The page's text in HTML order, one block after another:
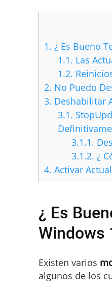
1. ¿ Es Bueno
1.1. Las
1.2.
2. No Puedo
3. Deshabilitar
3.1.
3.1.1.
3.1.2. ¿
4. Activar
¿ Es
Windows
Existen varios
algunos de los